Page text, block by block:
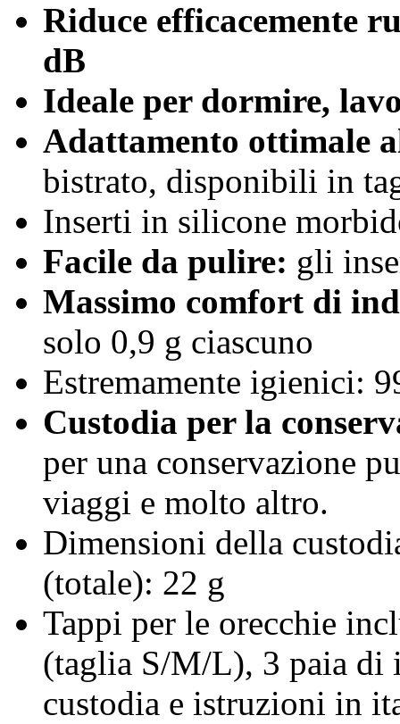
Riduce efficacemente
dB
Ideale per dormire,
Adattamento ottimale
bistrato, disponibili in
Inserti in silicone
Facile da pulire: gli
Massimo comfort di
solo 0,9 g ciascuno
Estremamente igienici:
Custodia per la
per una conservazione
viaggi e molto altro.
Dimensioni della
(totale): 22 g
Tappi per le orecchie
(taglia S/M/L), 3 paia di
custodia e istruzioni in